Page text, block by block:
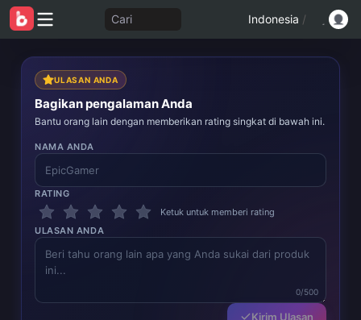
Cari Indonesia /
ULASAN ANDA
Bagikan pengalaman Anda
Bantu orang lain dengan memberikan rating singkat di bawah ini.
NAMA ANDA
RATING
Ketuk untuk memberi rating
ULASAN ANDA
0/500
Kirim Ulasan